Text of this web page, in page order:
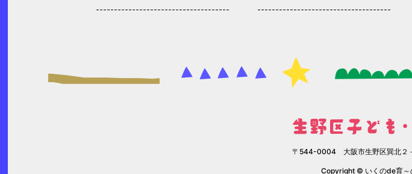
〒544-0004 大阪市生野区巽北
Copyright © いくのde育～